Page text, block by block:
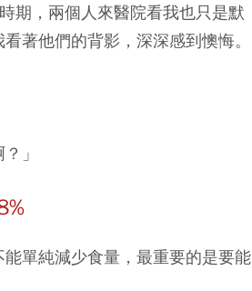
期，兩個人來醫院看我也只是默
著他們的背影，深深感到懊悔。
」
單純減少食量，最重要的是要能